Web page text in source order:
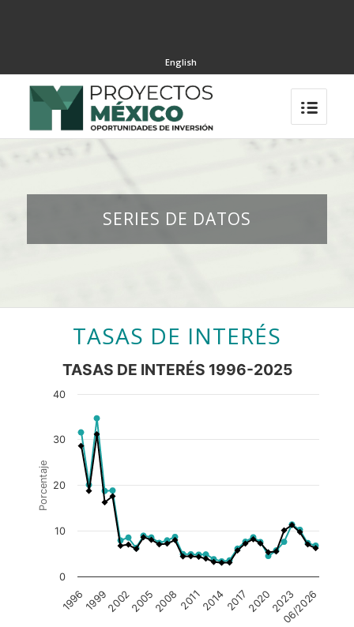
English
SERIES DE DATOS
TASAS DE INTERÉS
Porcentaje
TASAS DE INTERÉS 1996-2025
1996199920022005200820112014201720202023
06/2026
0
10
20
30
40